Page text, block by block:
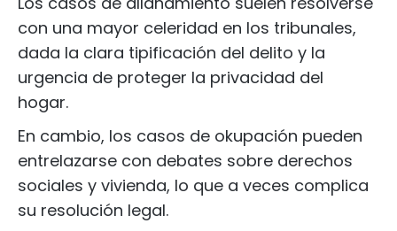
con una mayor celeridad en los tribunales,
dada la clara tipificación del delito y la
urgencia de proteger la privacidad del
hogar.
En cambio, los casos de okupación pueden
entrelazarse con debates sobre derechos
sociales y vivienda, lo que a veces complica
su resolución legal.